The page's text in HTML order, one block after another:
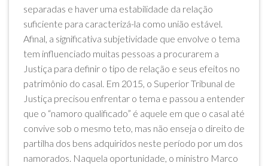
separadas e haver uma estabilidade da relação
suficiente para caracterizá-la como união estável.
Afinal, a significativa subjetividade que envolve o tema
tem influenciado muitas pessoas a procurarem a
Justiça para definir o tipo de relação e seus efeitos no
patrimônio do casal. Em 2015, o Superior Tribunal de
Justiça precisou enfrentar o tema e passou a entender
que o “namoro qualificado” é aquele em que o casal até
convive sob o mesmo teto, mas não enseja o direito de
partilha dos bens adquiridos neste período por um dos
namorados. Naquela oportunidade, o ministro Marco